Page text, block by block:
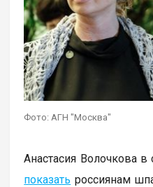
Фото: АГН "Москва"
Анастасия Волочкова
показать россиянам